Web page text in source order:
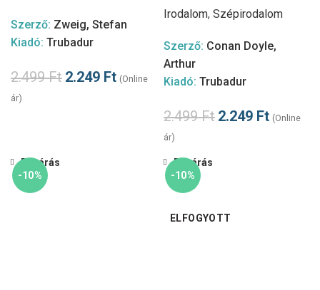
Szerző: Zweig, Stefan
Kiadó: Trubadur
2.499Ft 2.249 Ft (Online
ár)
Irodalom, Szépirodalom
Szerző: Conan Doyle,
Arthur
Kiadó: Trubadur
2.499Ft 2.249 Ft (Online
ár)
-10%
Bezárás
-10%
ELFOGYOTT
Bezárás